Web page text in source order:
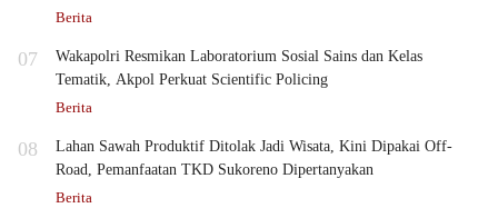
Berita
07
Wakapolri Resmikan Laboratorium Sosial Sains dan Kelas
Tematik, Akpol Perkuat Scientific Policing
Berita
08
Lahan Sawah Produktif Ditolak Jadi Wisata, Kini Dipakai Off-
Road, Pemanfaatan TKD Sukoreno Dipertanyakan
Berita